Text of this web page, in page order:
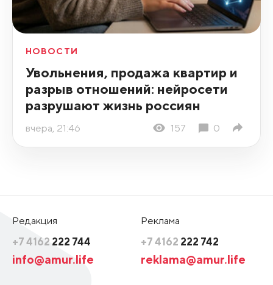
НОВОСТИ
Увольнения, продажа квартир и
разрыв отношений: нейросети
разрушают жизнь россиян
вчера, 21:46 157 0
Редакция
+7 4162 222 744
info@amur.life
Реклама
+7 4162 222 742
reklama@amur.life